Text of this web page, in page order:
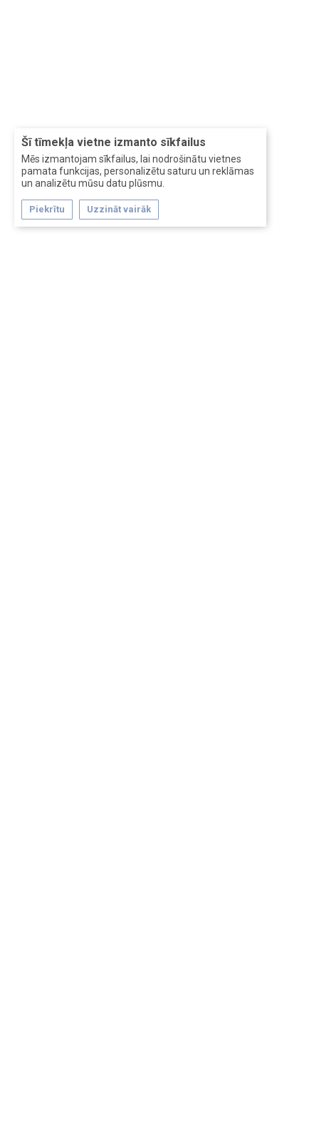
Šī tīmekļa vietne izmanto sīkfailus
Mēs izmantojam sīkfailus, lai nodrošinātu vietnes
pamata funkcijas, personalizētu saturu un reklāmas
un analizētu mūsu datu plūsmu.
Piekrītu Uzzināt vairāk